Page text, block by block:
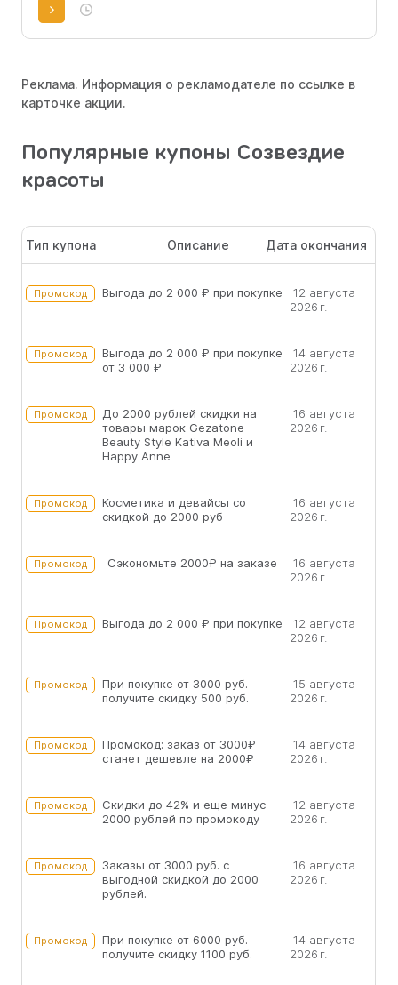
Реклама. Информация о рекламодателе по ссылке в
карточке акции.
Популярные купоны Созвездие
красоты
Тип купона Описание Дата окончания
Промокод Выгода до 2 000 ₽ при покупке
12 августа
2026 г.
Промокод
Выгода до 2 000 ₽ при покупке
от 3 000 ₽
14 августа
2026 г.
Промокод
До 2000 рублей скидки на
товары марок Gezatone
Beauty Style Kativa Meoli и
Happy Anne
16 августа
2026 г.
Промокод
Косметика и девайсы со
скидкой до 2000 руб
16 августа
2026 г.
Промокод Сэкономьте 2000₽ на заказе
16 августа
2026 г.
Промокод Выгода до 2 000 ₽ при покупке
12 августа
2026 г.
Промокод
При покупке от 3000 руб.
получите скидку 500 руб.
15 августа
2026 г.
Промокод
Промокод: заказ от 3000₽
станет дешевле на 2000₽
14 августа
2026 г.
Промокод
Скидки до 42% и еще минус
2000 рублей по промокоду
12 августа
2026 г.
Промокод
Заказы от 3000 руб. с
выгодной скидкой до 2000
рублей.
16 августа
2026 г.
Промокод
При покупке от 6000 руб.
получите скидку 1100 руб.
14 августа
2026 г.